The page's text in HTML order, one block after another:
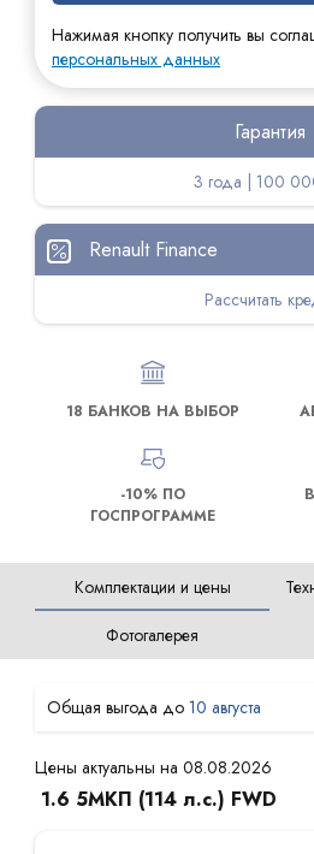
Нажимая кнопку получить вы
персональных данных
Гарантия
3 года | 100
Renault Finance
Рассчитать
18 БАНКОВ НА ВЫБОР
-10% ПО
ГОСПРОГРАММЕ
Комплектации и цены
Фотогалерея
10 августа
Цены актуальны на 08.08.2026
1.6 5МКП (114 л.с.) FWD